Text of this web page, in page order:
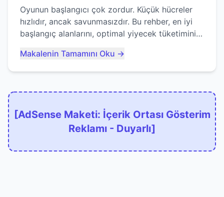
Oyunun başlangıcı çok zordur. Küçük hücreler
hızlıdır, ancak savunmasızdır. Bu rehber, en iyi
başlangıç alanlarını, optimal yiyecek tüketimini
kaçınacağınızı anlatıyor...
Makalenin Tamamını Oku →
[AdSense Maketi: İçerik Ortası Gösterim
Reklamı - Duyarlı]